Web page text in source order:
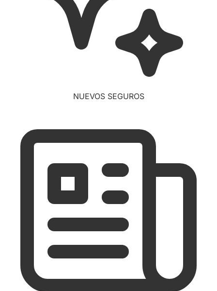
NUEVOS SEGUROS